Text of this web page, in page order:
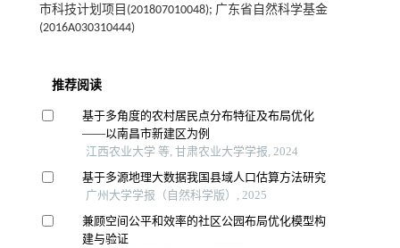
市科技计划项目(201807010048); 广东省自然科学基金
(2016A030310444)